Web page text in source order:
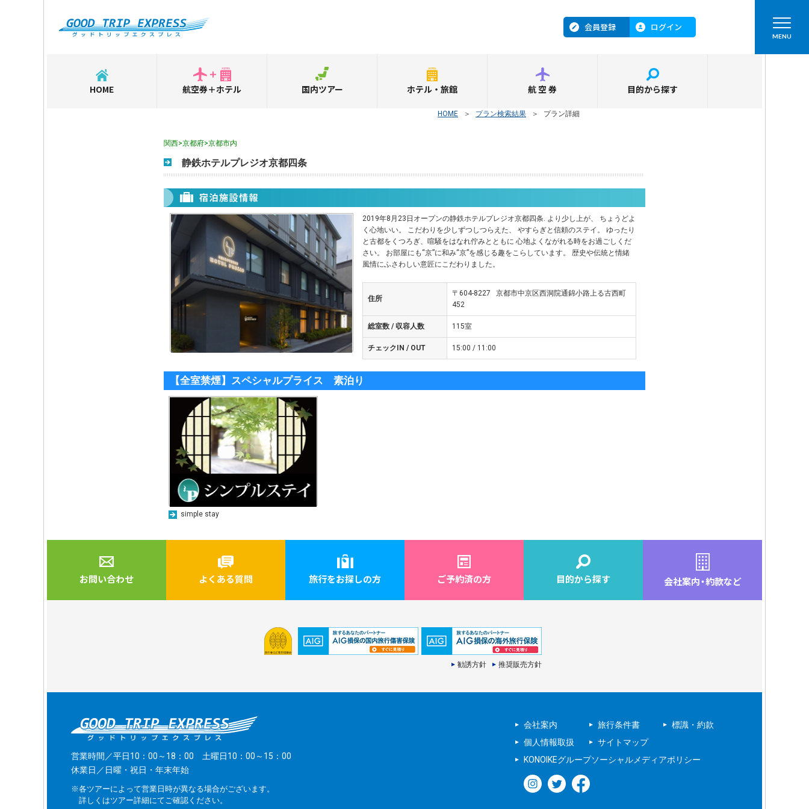
会員登録 ログイン
MENU
HOME 航空券＋ホテル 国内ツアー ホテル・旅館 航空券 目的から探す
HOME ＞ プラン検索結果 ＞ プラン詳細
関西>京都府>京都市内
静鉄ホテルプレジオ京都四条
2019年8月23日オープンの静鉄ホテルプレジオ京都四条. より少し上が、 ちょうどよ
く心地いい。 こだわりを少しずつしつらえた、 やすらぎと信頼のステイ。 ゆったり
と古都をくつろぎ、喧騒をはなれ佇みとともに 心地よくながれる時をお過ごしくだ
さい。 お部屋にも“京”に和み“京”を感じる趣をこらしています。 歴史や伝統と情緒
風情にふさわしい意匠にこだわりました。
住所
〒604-8227 京都市中京区西洞院通錦小路上る古西町
452
総室数 / 収容人数 115室
チェックIN / OUT 15:00 / 11:00
【全室禁煙】スペシャルプライス 素泊り
simple stay
お問い合わせ よくある質問 旅行をお探しの方 ご予約済の方 目的から探す 会社案内・約款など
勧誘方針 推奨販売方針
営業時間／平日10：00～18：00 土曜日10：00～15：00
休業日／日曜・祝日・年末年始
※各ツアーによって営業日時が異なる場合がございます。
詳しくはツアー詳細にてご確認ください。
会社案内 旅行条件書
標識・約款
個人情報取扱
サイトマップ
KONOIKEグループソーシャルメディアポリシー